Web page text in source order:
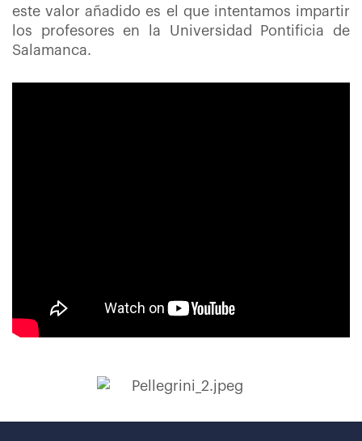
este valor añadido es el que intentamos impartir
los profesores en la Universidad Pontificia de
Salamanca.